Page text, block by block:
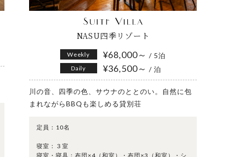
NASU四季リゾート
Weekly ¥68,000～/ 5泊
Daily ¥36,500～/ 泊
川の音、四季の色、サウナのととのい。自然に包
まれながらBBQも楽しめる貸別荘
定員： 10名
寝室： ３室
寝室・寝具： 布団×4（和室）・布団×3（和室）・シ